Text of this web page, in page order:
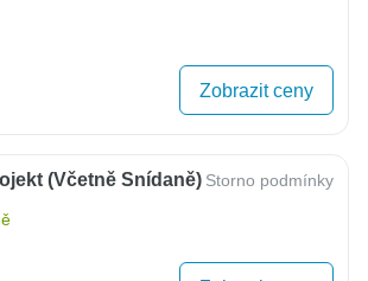
Zobrazit ceny
(včetně Snídaně) Storno podmínky